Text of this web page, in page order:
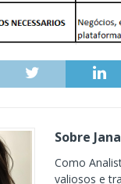
Sobre
Como
valiosos e